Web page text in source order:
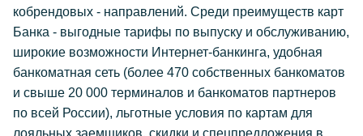
кобрендовых - направлений. Среди преимуществ карт
Банка - выгодные тарифы по выпуску и обслуживанию,
широкие возможности Интернет-банкинга, удобная
банкоматная сеть (более 470 собственных банкоматов
и свыше 20 000 терминалов и банкоматов партнеров
по всей России), льготные условия по картам для
лояльных заемщиков, скидки и спецпредложения в